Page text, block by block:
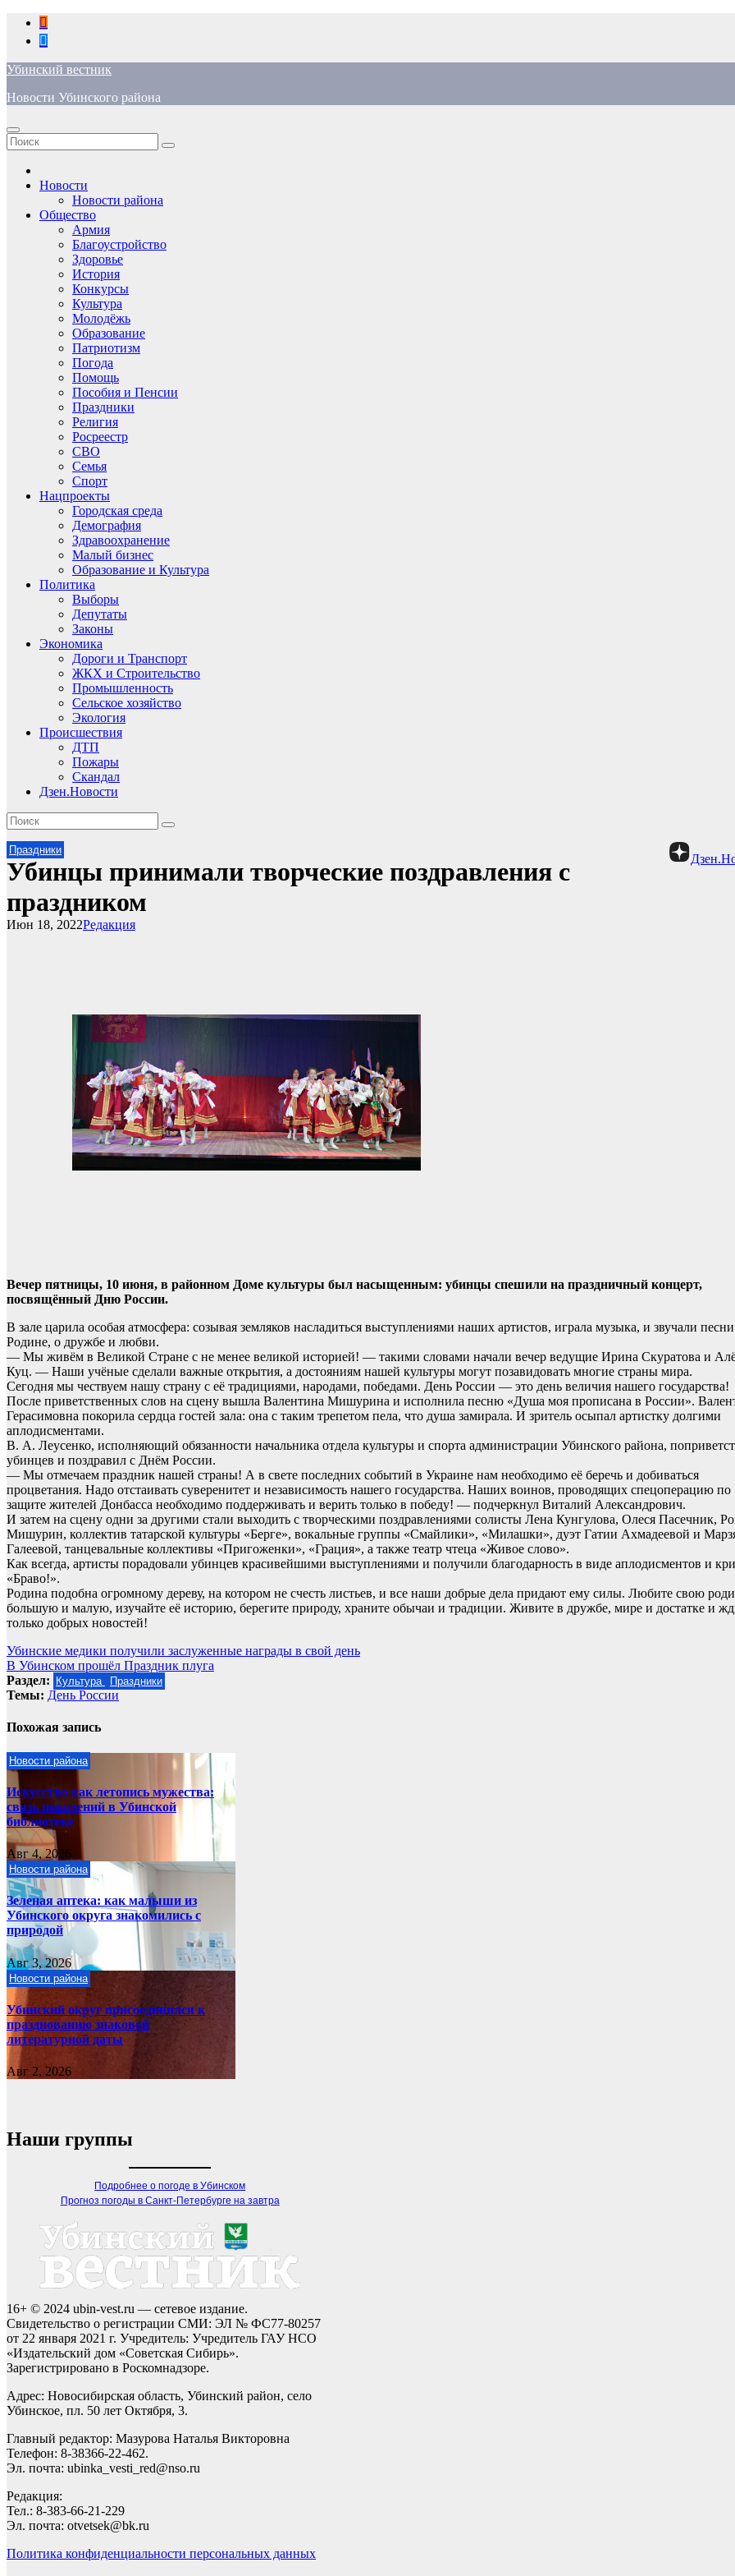
Перейти
содержимому
Убинский вестник
Новости Убинского района
Новости
Новости района
Общество
Армия
Благоустройство
Здоровье
История
Конкурсы
Культура
Молодёжь
Образование
Патриотизм
Погода
Помощь
Пособия и Пенсии
Праздники
Религия
Росреестр
СВО
Семья
Спорт
Нацпроекты
Городская среда
Демография
Здравоохранение
Малый бизнес
Образование и Культура
Политика
Выборы
Депутаты
Законы
Экономика
Дороги и Транспорт
ЖКХ и Строительство
Промышленность
Сельское хозяйство
Экология
Происшествия
ДТП
Пожары
Скандал
Дзен.Новости
Праздники
Убинцы принимали творческие поздравления с
праздником
Редакция
Июн 18, 2022
Вечер пятницы, 10 июня, в районном Доме культуры был насыщенным: убинцы спешили на праздничный концерт,
посвящённый Дню России.
В зале царила особая атмосфера: созывая земляков насладиться выступлениями наших артистов, играла музыка, и звучали
Родине, о дружбе и любви.
— Мы живём в Великой Стране с не менее великой историей! — такими словами начали вечер ведущие Ирина Скуратова и
Куц. — Наши учёные сделали важные открытия, а достояниям нашей культуры могут позавидовать многие страны мира.
Сегодня мы чествуем нашу страну с её традициями, народами, победами. День России — это день величия нашего государства!
После приветственных слов на сцену вышла Валентина Мишурина и исполнила песню «Душа моя прописана в России».
Герасимовна покорила сердца гостей зала: она с таким трепетом пела, что душа замирала. И зритель осыпал артистку долгими
аплодисментами.
В. А. Леусенко, исполняющий обязанности начальника отдела культуры и спорта администрации Убинского района,
убинцев и поздравил с Днём России.
— Мы отмечаем праздник нашей страны! А в свете последних событий в Украине нам необходимо её беречь и добиваться
процветания. Надо отстаивать суверенитет и независимость нашего государства. Наших воинов, проводящих спецоперацию по
защите жителей Донбасса необходимо поддерживать и верить только в победу! — подчеркнул Виталий Александрович.
И затем на сцену одни за другими стали выходить с творческими поздравлениями солисты Лена Кунгулова, Олеся Пасечник,
Мишурин, коллектив татарской культуры «Берге», вокальные группы «Смайлики», «Милашки», дуэт Гатии Ахмадеевой и
Галеевой, танцевальные коллективы «Пригоженки», «Грация», а также театр чтеца «Живое слово».
Как всегда, артисты порадовали убинцев красивейшими выступлениями и получили благодарность в виде аплодисментов и
«Браво!».
Родина подобна огромному дереву, на котором не счесть листьев, и все наши добрые дела придают ему силы. Любите свою
большую и малую, изучайте её историю, берегите природу, храните обычаи и традиции. Живите в дружбе, мире и достатке и
только добрых новостей!
Навигация
по
записям
Убинские медики получили заслуженные награды в свой день
В Убинском прошёл Праздник плуга
Раздел:
Культура Праздники
Темы: День России
Похожая запись
Новости района
Искусство как летопись мужества:
связь поколений в Убинской
библиотеке
Авг 4, 2026
Новости района
Зеленая аптека: как малыши из
Убинского округа знакомились с
природой
Авг 3, 2026
Новости района
Убинский округ присоединился к
празднованию знаковой
литературной даты
Авг 2, 2026
Наши группы
Подробнее о погоде в Убинском
Прогноз погоды в Санкт-Петербурге на завтра
16+ © 2024 ubin-vest.ru — сетевое издание.
Свидетельство о регистрации СМИ: ЭЛ № ФС77-80257
от 22 января 2021 г. Учредитель: Учредитель ГАУ НСО
«Издательский дом «Советская Сибирь».
Зарегистрировано в Роскомнадзоре.
Адрес: Новосибирская область, Убинский район, село
Убинское, пл. 50 лет Октября, 3.
Главный редактор: Мазурова Наталья Викторовна
Телефон: 8-38366-22-462.
Эл. почта: ubinka_vesti_red@nso.ru
Редакция:
Тел.: 8-383-66-21-229
Эл. почта: otvetsek@bk.ru
Политика конфиденциальности персональных данных